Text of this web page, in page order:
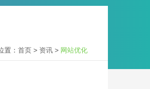
置：首页 > 资讯 > 网站优化